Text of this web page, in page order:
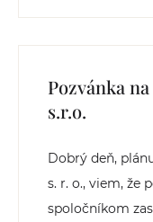
Pozvánka
s.r.o.
Dobrý deň,
s. r. o., viem, že
spoločníkom